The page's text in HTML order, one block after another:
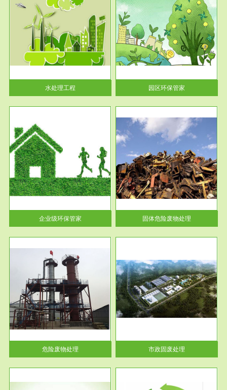
水处理工程
服务范围
园区环保管家
2016 年 4 月，环保部下发《关
于积极发挥环境保护作用促进供
给侧结...
园区环保管家
企业级环保管家
服务范围
固体危险废物处理
固体废物解释：固体废物是指人
们在生产建设、日常生活和其他
活动中...
固体危险废物处理
危险废物处理
服务范围
市政固废处理
蔚蓝生态环境科技所从事的市政
废物处理业务包括市政废物的处
理处...
市政固废处理